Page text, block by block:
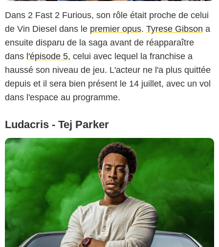
Dans 2 Fast 2 Furious, son rôle était proche de celui
de Vin Diesel dans le premier opus. Tyrese Gibson a
ensuite disparu de la saga avant de réapparaître
dans l'épisode 5, celui avec lequel la franchise a
haussé son niveau de jeu. L'acteur ne l'a plus quittée
depuis et il sera bien présent le 14 juillet, avec un vol
dans l'espace au programme.
Ludacris - Tej Parker